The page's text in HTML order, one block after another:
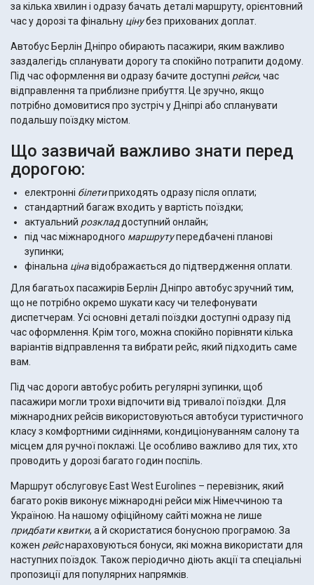
за кілька хвилин і одразу бачать деталі маршруту, орієнтовний
час у дорозі та фінальну цінубез прихованих доплат.
Автобус Берлін Дніпро обирають пасажири, яким важливо
заздалегідь спланувати дорогу та спокійно потрапити додому.
Під час оформлення ви одразу бачите доступні рейси, час
відправлення та приблизне прибуття. Це зручно, якщо
потрібно домовитися про зустріч у Дніпрі або спланувати
подальшу поїздку містом.
Що зазвичай важливо знати перед
дорогою:
електронні білетиприходять одразу після оплати;
стандартний багаж входить у вартість поїздки;
актуальний розкладдоступний онлайн;
під час міжнародного маршрутупередбачені планові
зупинки;
фінальна цінавідображається до підтвердження оплати.
Для багатьох пасажирів Берлін Дніпро автобус зручний тим,
що не потрібно окремо шукати касу чи телефонувати
диспетчерам. Усі основні деталі поїздки доступні одразу під
час оформлення. Крім того, можна спокійно порівняти кілька
варіантів відправлення та вибрати рейс, який підходить саме
вам.
Під час дороги автобус робить регулярні зупинки, щоб
пасажири могли трохи відпочити від тривалої поїздки. Для
міжнародних рейсів використовуються автобуси туристичного
класу з комфортними сидіннями, кондиціонуванням салону та
місцем для ручної поклажі. Це особливо важливо для тих, хто
проводить у дорозі багато годин поспіль.
Маршрут обслуговує East West Eurolines – перевізник, який
багато років виконує міжнародні рейси між Німеччиною та
Україною. На нашому офіційному сайті можна не лише
придбати квитки, а й скористатися бонусною програмою. За
кожен рейснараховуються бонуси, які можна використати для
наступних поїздок. Також періодично діють акції та спеціальні
пропозиції для популярних напрямків.